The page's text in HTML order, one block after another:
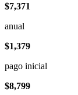
$7,371
anual
$1,379
pago inicial
$8,799